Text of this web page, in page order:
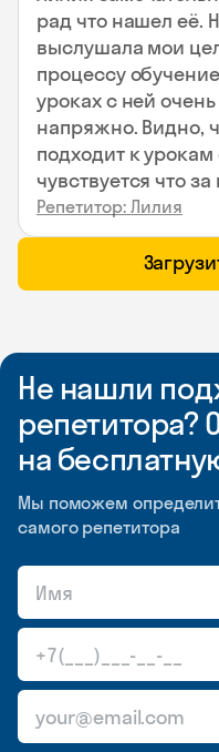
рад что нашел её.
выслушала мои
процессу
уроках с ней
напряжно. Видно,
подходит к урокам
чувствуется что
Репетитор: Лилия
Не нашли
репетитора?
на
Мы поможем
самого репетитора